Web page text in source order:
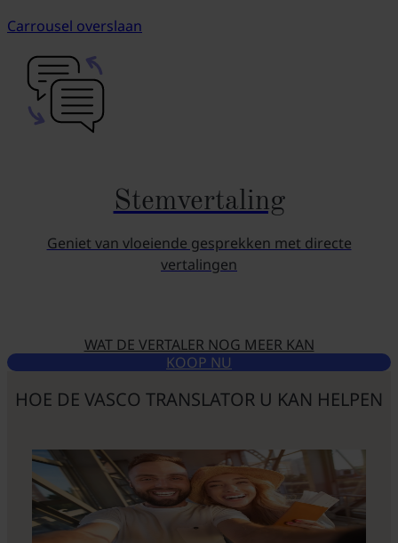
Carrousel overslaan
Stemvertaling
Geniet van vloeiende gesprekken met directe
vertalingen
WAT DE VERTALER NOG MEER KAN
KOOP NU
HOE DE VASCO TRANSLATOR U KAN HELPEN